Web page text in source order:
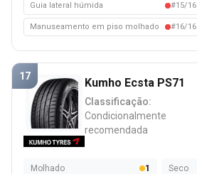
Guia lateral húmida #15/16
Manuseamento em piso molhado #16/16
17 Kumho Ecsta PS71
Classificação:
Condicionalmente
recomendada
Molhado 1 Seco